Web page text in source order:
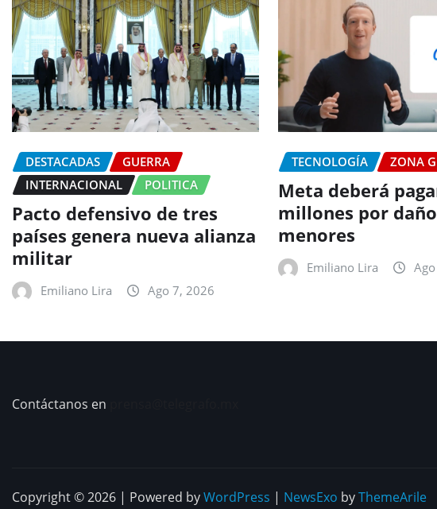
DESTACADAS
GUERRA
INTERNACIONAL
POLITICA
Pacto defensivo de tres
países genera nueva alianza
militar
Emiliano Lira Ago 7, 2026
TECNOLOGÍA ZONA
Meta deberá
millones por
menores
Emiliano Lira
Contáctanos en
Copyright © 2026 | Powered byWordPress | NewsExo byThemeArile